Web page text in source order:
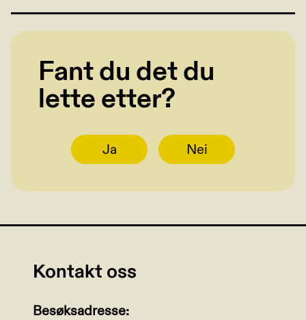
Fant du det du
lette etter?
Ja Nei
Kontakt oss
Besøksadresse: